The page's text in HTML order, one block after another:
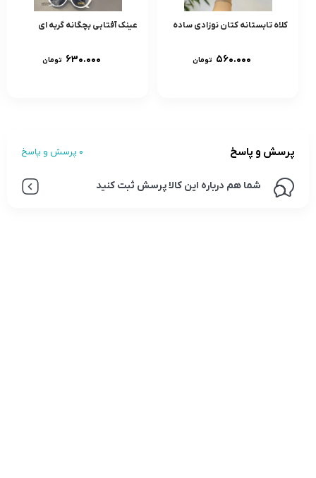
کلاه تابستانه کتان نوزادی ساده
۵۶۰.۰۰۰ تومان
عینک آفتابی بچگانه گربه ای
۶۳۰.۰۰۰ تومان
پرسش و پاسخ 0 پرسش و پاسخ
شما هم درباره این کالا پرسش ثبت کنید